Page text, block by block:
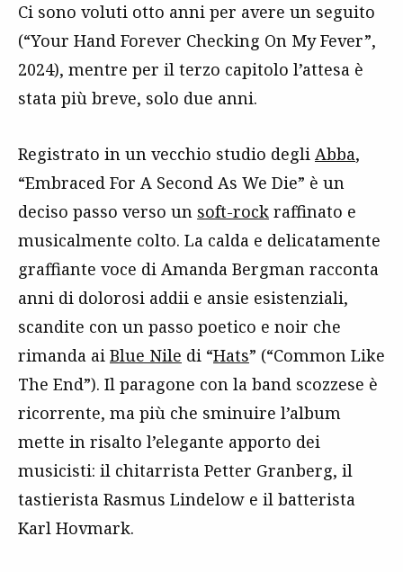
Ci sono voluti otto anni per avere un seguito
(“Your Hand Forever Checking On My Fever”,
2024), mentre per il terzo capitolo l’attesa è
stata più breve, solo due anni.
Registrato in un vecchio studio degli Abba,
“Embraced For A Second As We Die” è un
deciso passo verso un soft-rock raffinato e
musicalmente colto. La calda e delicatamente
graffiante voce di Amanda Bergman racconta
anni di dolorosi addii e ansie esistenziali,
scandite con un passo poetico e noir che
rimanda ai Blue Nile di “Hats” (“Common Like
The End”). Il paragone con la band scozzese è
ricorrente, ma più che sminuire l’album
mette in risalto l’elegante apporto dei
musicisti: il chitarrista Petter Granberg, il
tastierista Rasmus Lindelow e il batterista
Karl Hovmark.